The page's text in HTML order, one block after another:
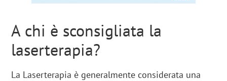
A chi è sconsigliata la
laserterapia?
La Laserterapia è generalmente considerata una